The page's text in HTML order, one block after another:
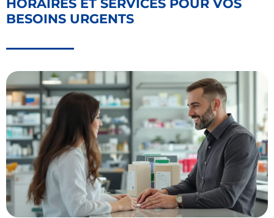
HORAIRES ET SERVICES POUR VOS
BESOINS URGENTS